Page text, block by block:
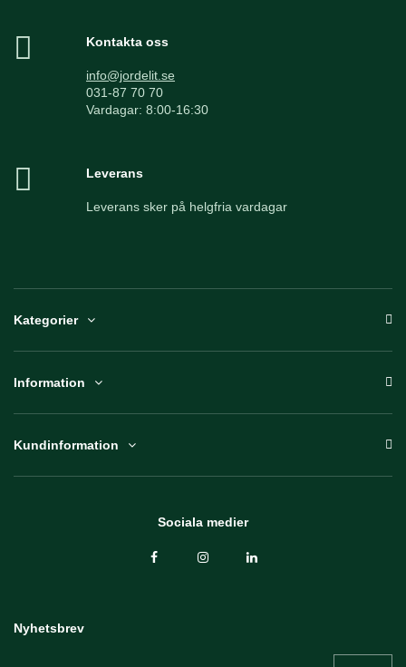
Kontakta oss
info@jordelit.se
031-87 70 70
Vardagar: 8:00-16:30
Leverans
Leverans sker på helgfria vardagar
Kategorier
Information
Kundinformation
Sociala medier
Nyhetsbrev